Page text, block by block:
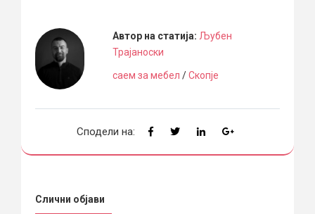
Автор на статија: Љубен
Трајаноски
саем за мебел /Скопје
Сподели на:
Слични објави